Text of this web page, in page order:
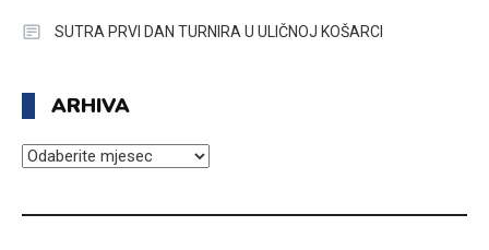
SUTRA PRVI DAN TURNIRA U ULIČNOJ KOŠARCI
ARHIVA
ARHIVA